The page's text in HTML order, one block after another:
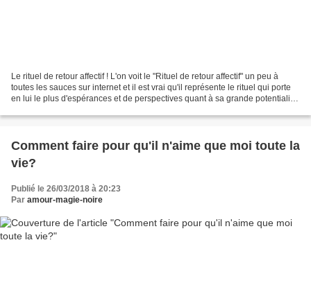
Le rituel de retour affectif ! L'on voit le "Rituel de retour affectif" un peu à
toutes les sauces sur internet et il est vrai qu'il représente le rituel qui porte
en lui le plus d'espérances et de perspectives quant à sa grande potentialité,
Comment faire pour qu'il n'aime que moi toute la
vie?
Publié le 26/03/2018 à 20:23
Par amour-magie-noire